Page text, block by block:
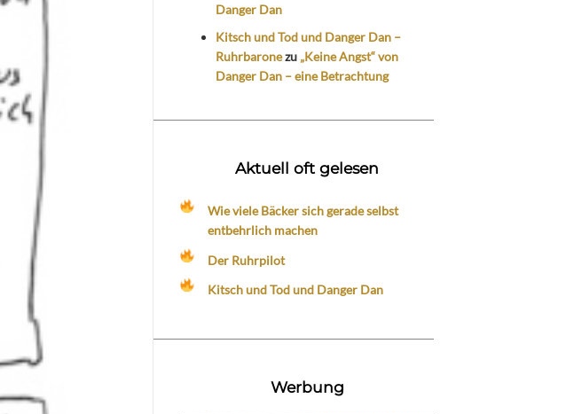
Danger Dan
Kitsch und Tod und Danger Dan –
Ruhrbaronezu „Keine Angst“ von
Danger Dan – eine Betrachtung
Aktuell oft gelesen
Wie viele Bäcker sich gerade selbst
entbehrlich machen
Der Ruhrpilot
Kitsch und Tod und Danger Dan
Werbung